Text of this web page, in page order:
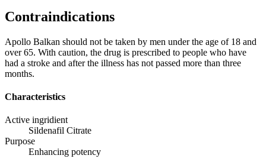
Contraindications
Apollo Balkan should not be taken by men under the age of 18 and
over 65. With caution, the drug is prescribed to people who have
had a stroke and after the illness has not passed more than three
months.
Characteristics
Active ingridient
Sildenafil Citrate
Purpose
Enhancing potency